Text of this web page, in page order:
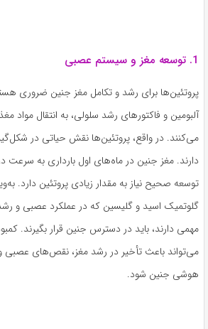
1. توسعه مغز و سیستم عصبی
پروتئین‌ها برای رشد و تکامل مغز جنین ضروری
آلبومین و فاکتورهای رشد سلولی، به انتقال
می‌کنند. در واقع، پروتئین‌ها نقش حیاتی در
دارند. مغز جنین در ماه‌های اول بارداری به
توسعه صحیح نیاز به مقدار زیادی پروتئین دارد.
گلوتمیک اسید و گلیسین که در عملکرد عصبی و
مهمی دارند، باید در دسترس جنین قرار بگیرند.
می‌تواند باعث تأخیر در رشد مغز، نقص‌های
هوشی جنین شود.